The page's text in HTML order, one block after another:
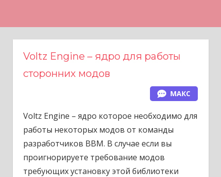
Voltz Engine – ядро для работы
сторонних модов
МАКС
Voltz Engine – ядро которое необходимо для
работы некоторых модов от команды
разработчиков BBM. В случае если вы
проигнорируете требование модов
требующих установку этой библиотеки